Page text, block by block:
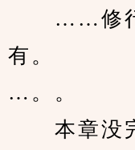
……修行
有。
…。。
本章没完